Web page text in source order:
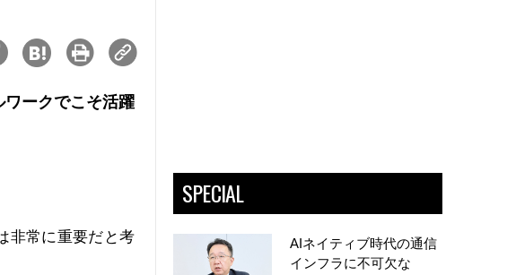
ークでこそ活躍
非常に重要だと考
SPECIAL
AIネイティブ時代の通信
インフラに不可欠な